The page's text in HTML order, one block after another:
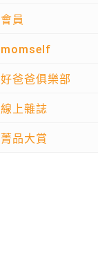
會員
momself
好爸爸俱樂部
線上雜誌
菁品大賞